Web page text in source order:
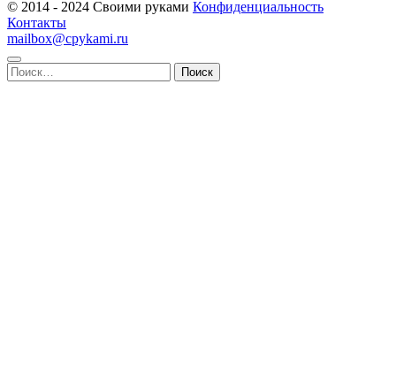
© 2014 - 2024 Своими руками Конфиденциальность
Контакты
mailbox@cpykami.ru
Найти: